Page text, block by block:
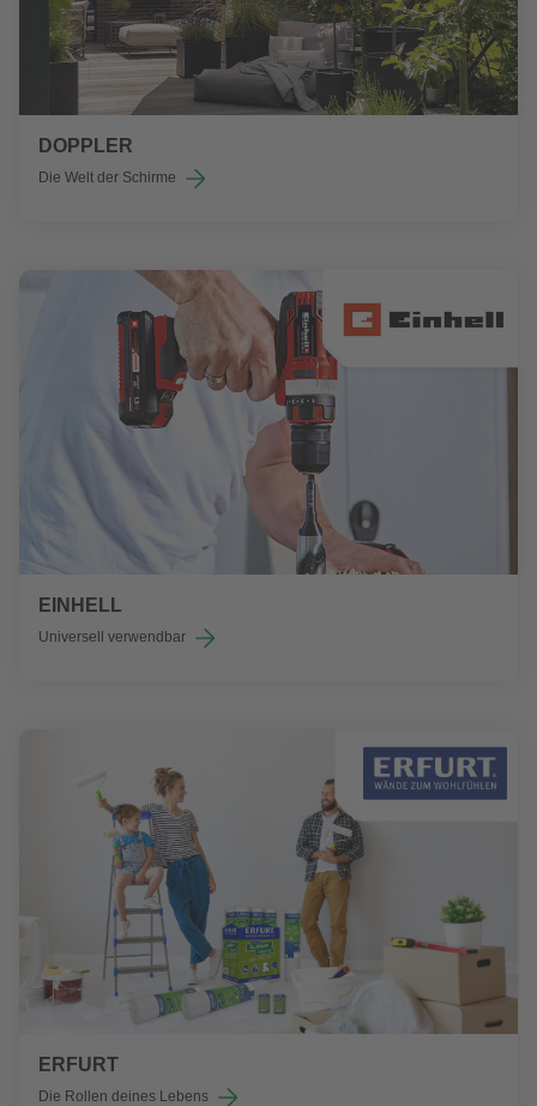
DOPPLER
Die Welt der Schirme
EINHELL
Universell verwendbar
ERFURT
Die Rollen deines Lebens